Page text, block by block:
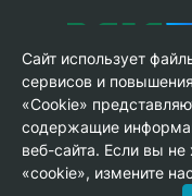
© Copyright 2013-
Сайт использует
сервисов и
«Cookie»
содержащие
веб-сайта. Если вы не
«cookie», измените